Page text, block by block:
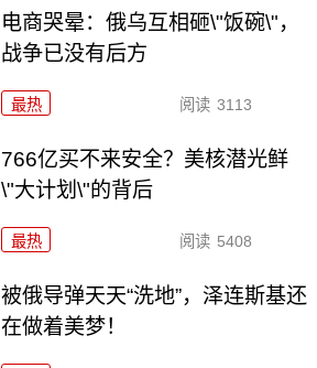
电商哭晕：俄乌互相砸\"饭碗\"，
战争已没有后方
最热 阅读 3113
766亿买不来安全？美核潜光鲜
\"大计划\"的背后
最热 阅读 5408
被俄导弹天天“洗地”，泽连斯基还
在做着美梦！